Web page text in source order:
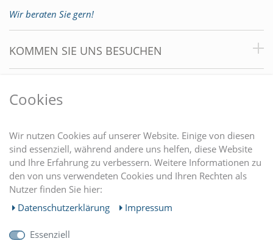
Wir beraten Sie gern!
KOMMEN SIE UNS BESUCHEN
EINKAUFEN
MEIN KONTO
Cookies
Wir nutzen Cookies auf unserer Website. Einige von diesen
sind essenziell, während andere uns helfen, diese Website
und Ihre Erfahrung zu verbessern. Weitere Informationen zu
den von uns verwendeten Cookies und Ihren Rechten als
Nutzer finden Sie hier:
Daten­schutz­erklärung
Impressum
Essenziell